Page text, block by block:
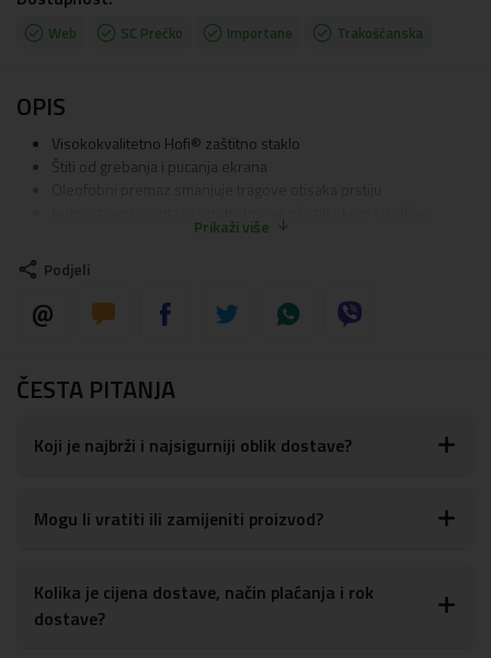
Web SC Prečko Importane Trakošćanska
OPIS
Visokokvalitetno Hofi® zaštitno staklo
Štiti od grebanja i pucanja ekrana
Staklo pokrije cijeli ekran od ruba do ruba mobitela
Privacy efekt za zaštitu privatnosti
Prikaži više
Podjeli
ČESTA PITANJA
Koji je najbrži i najsigurniji oblik dostave?
Mogu li vratiti ili zamijeniti proizvod?
Kolika je cijena dostave, način plaćanja i rok
dostave?